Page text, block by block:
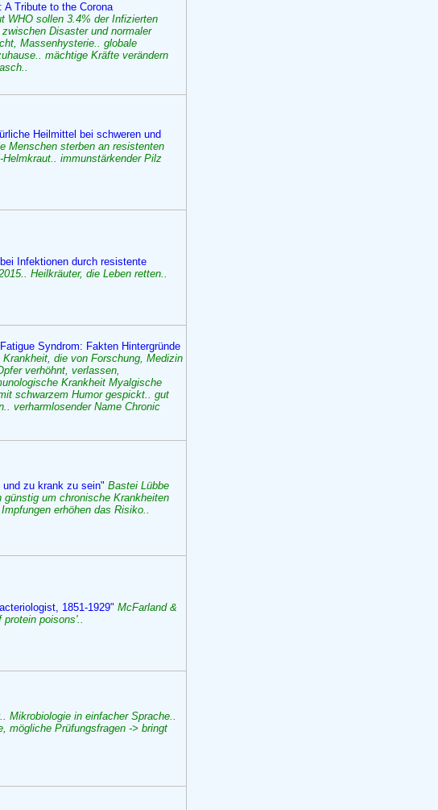
Tribute to the Corona
WHO sollen 3.4% der Infizierten
Disaster und normaler
Massenhysterie.. globale
mächtige Kräfte verändern
Heilmittel bei schweren und
Menschen sterben an resistenten
immunstärkender Pilz
Infektionen durch resistente
Heilkräuter, die Leben retten..
Syndrom: Fakten Hintergründe
die von Forschung, Medizin
verhöhnt, verlassen,
Krankheit Myalgische
schwarzem Humor gespickt.. gut
verharmlosender Name Chronic
zu krank zu sein" Bastei Lübbe
um chronische Krankheiten
erhöhen das Risiko..
1851-1929" McFarland &
protein poisons'..
Mikrobiologie in einfacher Sprache..
mögliche Prüfungsfragen -> bringt